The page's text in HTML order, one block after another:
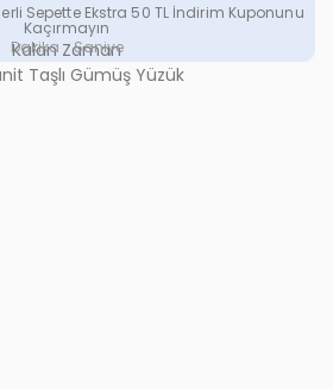
Sepette Ekstra 50 TL İndirim Kuponunu
Kaçırmayın
Kalan Zaman
Dakika Saniye
Taşlı Gümüş Yüzük